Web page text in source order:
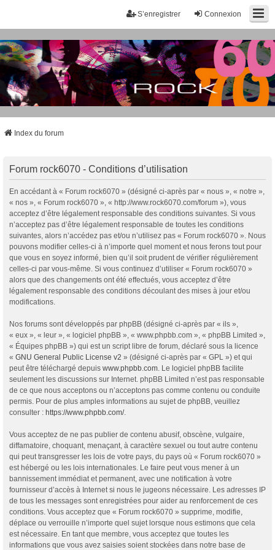
Connexion
S’enregistrer
Index du forum
Forum rock6070 - Conditions d’utilisation
En accédant à « Forum rock6070 » (désigné ci-après par « nous », « notre »,
« nos », « Forum rock6070 », « http://www.rock6070.com/forum »), vous
acceptez d’être légalement responsable des conditions suivantes. Si vous
n’acceptez pas d’être légalement responsable de toutes les conditions
suivantes, alors n’accédez pas et/ou n’utilisez pas « Forum rock6070 ». Nous
pouvons modifier celles-ci à n’importe quel moment et nous ferons tout pour
que vous en soyez informé, bien qu’il soit prudent de vérifier régulièrement
celles-ci par vous-même. Si vous continuez d’utiliser « Forum rock6070 »
alors que des changements ont été effectués, vous acceptez d’être
légalement responsable des conditions découlant des mises à jour et/ou
modifications.
Nos forums sont développés par phpBB (désigné ci-après par « ils »,
« eux », « leur », « logiciel phpBB », « www.phpbb.com », « phpBB Limited »,
« Équipes phpBB ») qui est un script libre de forum, déclaré sous la licence
« GNU General Public License v2 » (désigné ci-après par « GPL ») et qui
peut être téléchargé depuis www.phpbb.com . Le logiciel phpBB facilite
seulement les discussions sur Internet. phpBB Limited n’est pas responsable
de ce que nous acceptons ou n’acceptons pas comme contenu ou conduite
permis. Pour de plus amples informations au sujet de phpBB, veuillez
consulter : https://www.phpbb.com/.
Vous acceptez de ne pas publier de contenu abusif, obscène, vulgaire,
diffamatoire, choquant, menaçant, à caractère sexuel ou tout autre contenu
qui peut transgresser les lois de votre pays, du pays où « Forum rock6070 »
est hébergé ou les lois internationales. Le faire peut vous mener à un
bannissement immédiat et permanent, avec une notification à votre
fournisseur d’accès à Internet si nous le jugeons nécessaire. Les adresses IP
de tous les messages sont enregistrées pour aider au renforcement de ces
conditions. Vous acceptez que « Forum rock6070 » supprime, modifie,
déplace ou verrouille n’importe quel sujet lorsque nous estimons que cela
est nécessaire. En tant que membre, vous acceptez que toutes les
informations que vous avez saisies soient stockées dans notre base de